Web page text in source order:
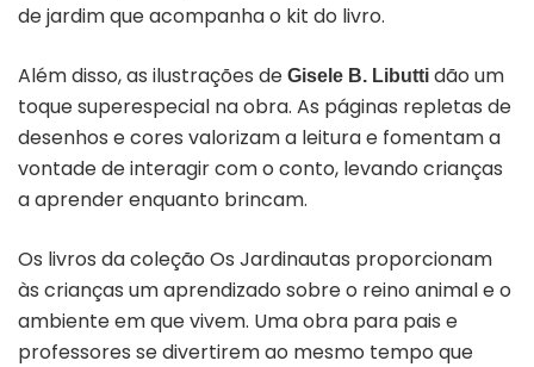
de jardim que acompanha o kit do livro.
Além disso, as ilustrações de Gisele B. Libutti dão um
toque superespecial na obra. As páginas repletas de
desenhos e cores valorizam a leitura e fomentam a
vontade de interagir com o conto, levando crianças
a aprender enquanto brincam.
Os livros da coleção Os Jardinautas proporcionam
às crianças um aprendizado sobre o reino animal e o
ambiente em que vivem. Uma obra para pais e
professores se divertirem ao mesmo tempo que